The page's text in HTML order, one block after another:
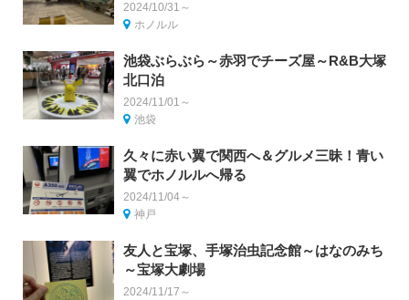
2024/10/31～
ホノルル
池袋ぶらぶら～赤羽でチーズ屋～R&B大塚
北口泊
2024/11/01～
池袋
久々に赤い翼で関西へ＆グルメ三昧！青い
翼でホノルルへ帰る
2024/11/04～
神戸
友人と宝塚、手塚治虫記念館～はなのみち
～宝塚大劇場
2024/11/17～